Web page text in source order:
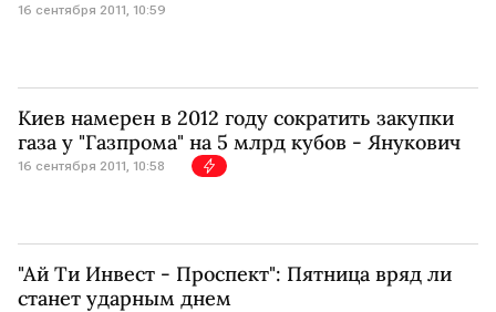
16 сентября 2011, 10:59
Киев намерен в 2012 году сократить закупки
газа у "Газпрома" на 5 млрд кубов - Янукович
16 сентября 2011, 10:58
"Ай Ти Инвест - Проспект": Пятница вряд ли
станет ударным днем